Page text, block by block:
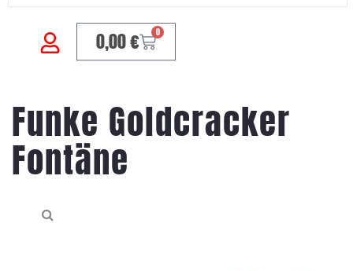
0,00€ 0
Funke Goldcracker
Fontäne